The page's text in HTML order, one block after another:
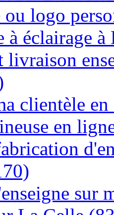
ou logo
à éclairage
livraison
clientèle
en
sur